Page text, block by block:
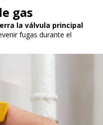
gas
la válvula principal
fugas durante el